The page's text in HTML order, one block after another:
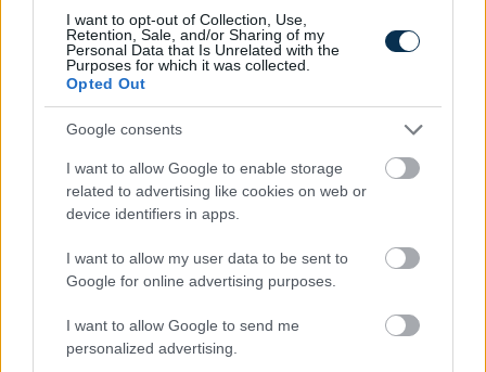
I want to opt-out of Collection, Use,
Retention, Sale, and/or Sharing of my
Personal Data that Is Unrelated with the
Purposes for which it was collected.
Opted Out
Google consents
I want to allow Google to enable storage
related to advertising like cookies on web or
device identifiers in apps.
I want to allow my user data to be sent to
Google for online advertising purposes.
I want to allow Google to send me
personalized advertising.
És ezeket kiszámoltad már?